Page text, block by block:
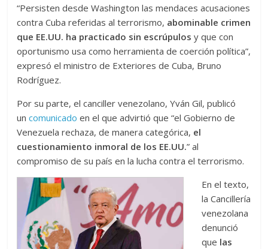
“Persisten desde Washington las mendaces acusaciones
contra Cuba referidas al terrorismo, abominable crimen
que EE.UU. ha practicado sin escrúpulos y que con
oportunismo usa como herramienta de coerción política”,
expresó el ministro de Exteriores de Cuba, Bruno
Rodríguez.
Por su parte, el canciller venezolano, Yván Gil, publicó
uncomunicado en el que advirtió que “el Gobierno de
Venezuela rechaza, de manera categórica, el
cuestionamiento inmoral de los EE.UU.” al
compromiso de su país en la lucha contra el terrorismo.
En el texto,
la Cancillería
venezolana
denunció
que las